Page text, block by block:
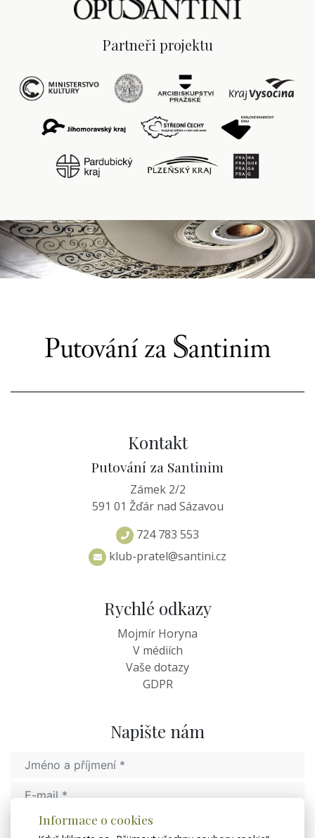
Partneři projektu
Informace o cookies
Kontakt
Putování za Santinim
Zámek 2/2
591 01 Žďár nad Sázavou
724 783 553
klub-pratel@santini.cz
Rychlé odkazy
Mojmír Horyna
V médiích
Vaše dotazy
GDPR
Napište nám